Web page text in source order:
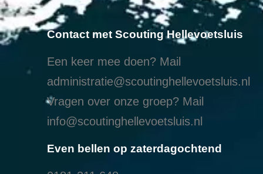
Contact met Scouting Hellevoetsluis
Een keer mee doen? Mail
administratie@scoutinghellevoetsluis.nl
Vragen over onze groep? Mail
info@scoutinghellevoetsluis.nl
Even bellen op zaterdagochtend